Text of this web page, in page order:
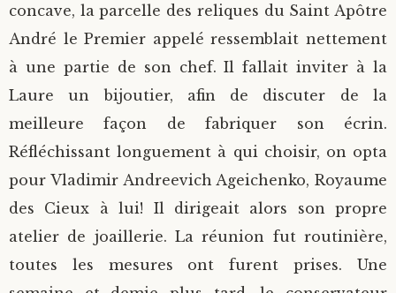
concave, la parcelle des reliques du Saint Apôtre
André le Premier appelé ressemblait nettement
à une partie de son chef. Il fallait inviter à la
Laure un bijoutier, afin de discuter de la
meilleure façon de fabriquer son écrin.
Réfléchissant longuement à qui choisir, on opta
pour Vladimir Andreevich Ageichenko, Royaume
des Cieux à lui! Il dirigeait alors son propre
atelier de joaillerie. La réunion fut routinière,
toutes les mesures ont furent prises. Une